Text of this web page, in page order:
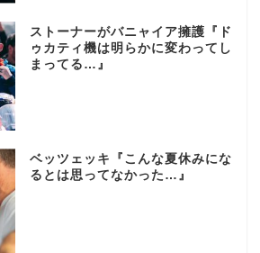
ストーナーがバニャイア擁護『ド
ゥカティ機は明らかに変わってし
まってる…』
ベッツェッキ『こんな夏休みにな
るとは思ってなかった…』